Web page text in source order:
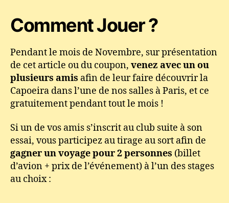
En
vos
potes
à
la
Capoeira
!
Comment Jouer ?
Pendant le mois de Novembre, sur présentation
de cet article ou du coupon, venez avec un ou
plusieurs amis afin de leur faire découvrir la
Capoeira dans l’une de nos salles à Paris, et ce
gratuitement pendant tout le mois !
Si un de vos amis s’inscrit au club suite à son
essai, vous participez au tirage au sort afin de
gagner un voyage pour 2 personnes (billet
d’avion + prix de l’événement) à l’un des stages
au choix :